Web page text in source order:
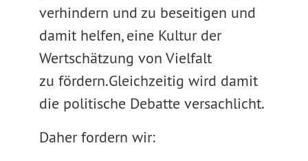
verhindern und zu beseitigen und
damit helfen, eine Kultur der
Wertschätzung von Vielfalt
zu fördern.Gleichzeitig wird damit
die politische Debatte versachlicht.
Daher fordern wir: